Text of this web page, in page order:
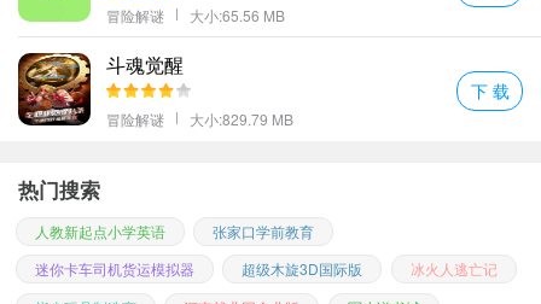
冒险解谜 大小:65.56 MB
斗魂觉醒
冒险解谜 大小:829.79 MB
下 载
热门搜索
人教新起点小学英语
张家口学前教育
迷你卡车司机货运模拟器
超级木旋3D国际版
冰火人逃亡记